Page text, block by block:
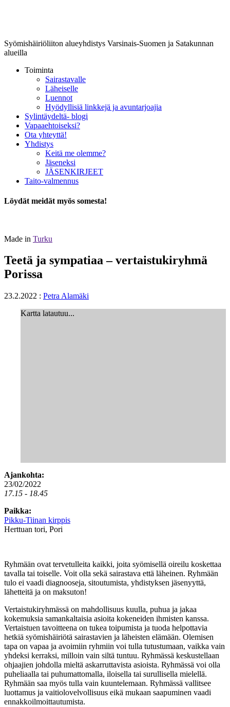
Syömishäiriöliiton alueyhdistys Varsinais-Suomen ja Satakunnan
alueilla
Toiminta
Sairastavalle
Läheiselle
Luennot
Hyödyllisiä linkkejä ja avuntarjoajia
Sylintäydeltä- blogi
Vapaaehtoiseksi?
Ota yhteyttä!
Yhdistys
Keitä me olemme?
Jäseneksi
JÄSENKIRJEET
Taito-valmennus
Löydät meidät myös somesta!
Made in Turku
Teetä ja sympatiaa – vertaistukiryhmä
Porissa
23.2.2022 : Petra Alamäki
Kartta latautuu...
Ajankohta:
23/02/2022
17.15 - 18.45
Paikka:
Pikku-Tiinan kirppis
Herttuan tori, Pori
Ryhmään ovat tervetulleita kaikki, joita syömisellä oireilu koskettaa
tavalla tai toiselle. Voit olla sekä sairastava että läheinen. Ryhmään
tulo ei vaadi diagnooseja, sitoutumista, yhdistyksen jäsenyyttä,
lähetteitä ja on maksuton!
Vertaistukiryhmässä on mahdollisuus kuulla, puhua ja jakaa
kokemuksia samankaltaisia asioita kokeneiden ihmisten kanssa.
Vertaistuen tavoitteena on tukea toipumista ja tuoda helpottavia
hetkiä syömishäiriötä sairastavien ja läheisten elämään. Olemisen
tapa on vapaa ja avoimiin ryhmiin voi tulla tutustumaan, vaikka vain
yhdeksi kerraksi, milloin vain siltä tuntuu. Ryhmässä keskustellaan
ohjaajien johdolla mieltä askarruttavista asioista. Ryhmässä voi olla
puheliaalla tai puhumattomalla, iloisella tai surullisella mielellä.
Ryhmään saa myös tulla vain kuuntelemaan. Ryhmässä vallitsee
luottamus ja vaitiolovelvollisuus eikä mukaan saapuminen vaadi
ennakkoilmoittautumista.